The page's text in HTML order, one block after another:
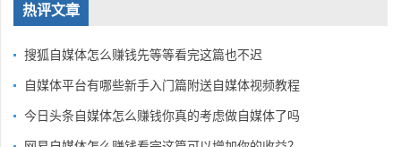
热评文章
搜狐自媒体怎么赚钱先等等看完这篇也不迟
自媒体平台有哪些新手入门篇附送自媒体视频教程
今日头条自媒体怎么赚钱你真的考虑做自媒体了吗